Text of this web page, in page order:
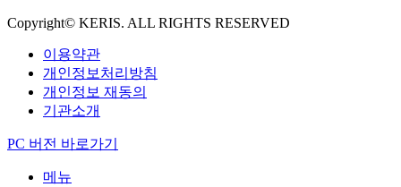
Copyright© KERIS. ALL RIGHTS RESERVED
이용약관
개인정보처리방침
개인정보 재동의
기관소개
PC 버전 바로가기
메뉴